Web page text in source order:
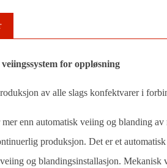
for oppløsning
av alle slags konfektvarer i
enn automatisk veiing og blanding
produksjon. Det er et
og blandingsinstallasjon.